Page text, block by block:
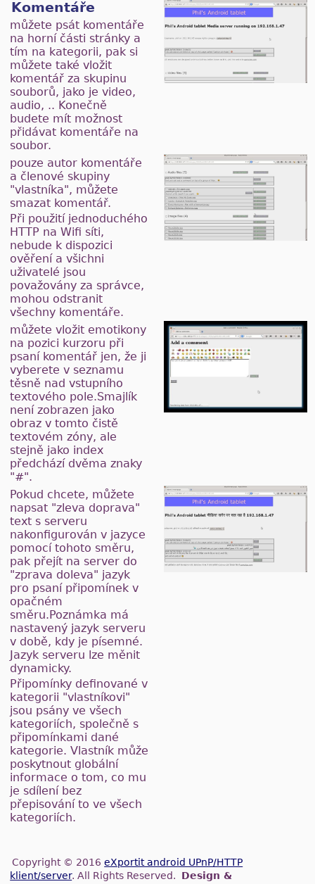
Komentáře
můžete psát komentáře
na horní části stránky a
tím na kategorii, pak si
můžete také vložit
komentář za skupinu
souborů, jako je video,
audio, .. Konečně
budete mít možnost
přidávat komentáře na
soubor.
pouze autor komentáře
a členové skupiny
"vlastníka", můžete
smazat komentář.
Při použití jednoduchého
HTTP na Wifi síti,
nebude k dispozici
ověření a všichni
uživatelé jsou
považovány za správce,
mohou odstranit
všechny komentáře.
můžete vložit emotikony
na pozici kurzoru při
psaní komentář jen, že ji
vyberete v seznamu
těsně nad vstupního
textového pole.Smajlík
není zobrazen jako
obraz v tomto čistě
textovém zóny, ale
stejně jako index
předchází dvěma znaky
"#".
Pokud chcete, můžete
napsat "zleva doprava"
text s serveru
nakonfigurován v jazyce
pomocí tohoto směru,
pak přejít na server do
"zprava doleva" jazyk
pro psaní připomínek v
opačném
směru.Poznámka má
nastavený jazyk serveru
v době, kdy je písemné.
Jazyk serveru lze měnit
dynamicky.
Připomínky definované v
kategorii "vlastníkovi"
jsou psány ve všech
kategoriích, společně s
připomínkami dané
kategorie. Vlastník může
poskytnout globální
informace o tom, co mu
je sdílení bez
přepisování to ve všech
kategoriích.
Copyright © 2016eXportit android UPnP/HTTP
klient/server. All Rights Reserved.
Design &